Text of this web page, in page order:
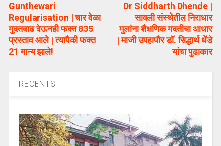
Gunthewari
Regularisation | चार वेळा
मुदतवाढ देऊनही फक्त 835
प्रस्ताव आले | त्यापैकी फक्त
21 मान्य झाले!
Dr Siddharth Dhende |
सावली संस्थेतील निराधार
मुलांना शैक्षणिक मदतीचा आधार
| माजी उपहापौर डॉ. सिद्धार्थ धेंडे
यांचा पुढाकार
RECENTS